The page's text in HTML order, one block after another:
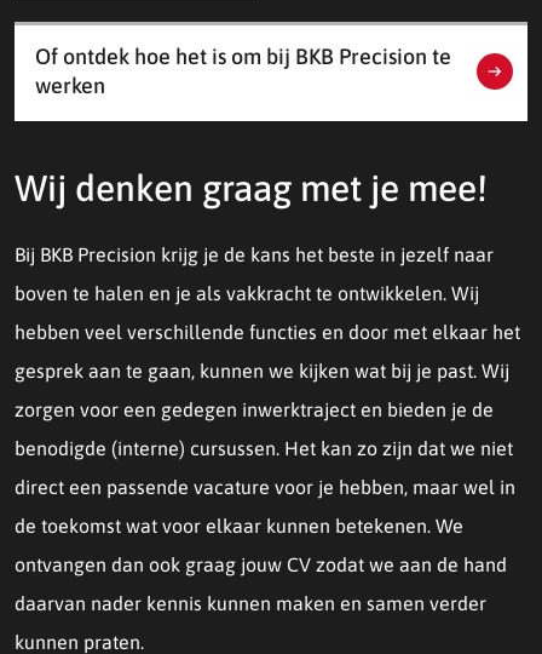
Of ontdek hoe het is om bij BKB Precision te
werken
Wij denken graag met je mee!
Bij BKB Precision krijg je de kans het beste in jezelf naar
boven te halen en je als vakkracht te ontwikkelen. Wij
hebben veel verschillende functies en door met elkaar het
gesprek aan te gaan, kunnen we kijken wat bij je past. Wij
zorgen voor een gedegen inwerktraject en bieden je de
benodigde (interne) cursussen. Het kan zo zijn dat we niet
direct een passende vacature voor je hebben, maar wel in
de toekomst wat voor elkaar kunnen betekenen. We
ontvangen dan ook graag jouw CV zodat we aan de hand
daarvan nader kennis kunnen maken en samen verder
kunnen praten.